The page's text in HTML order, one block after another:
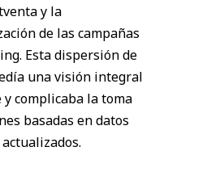
y la
de las campañas
Esta dispersión de
una visión integral
complicaba la toma
basadas en datos